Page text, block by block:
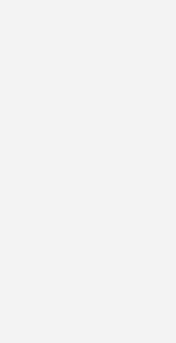
an.
Textilien günstig
+49(0) 30 -
Mail:
Soft Cross
&
aus 100%
durch eine